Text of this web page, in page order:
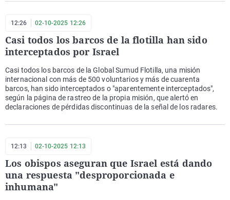
12:26 02-10-2025 12:26
Casi todos los barcos de la flotilla han sido
interceptados por Israel
Casi todos los barcos de la Global Sumud Flotilla, una misión
internacional con más de 500 voluntarios y más de cuarenta
barcos, han sido interceptados o "aparentemente interceptados",
según la página de rastreo de la propia misión, que alertó en
declaraciones de pérdidas discontinuas de la señal de los radares.
12:13 02-10-2025 12:13
Los obispos aseguran que Israel está dando
una respuesta "desproporcionada e
inhumana"